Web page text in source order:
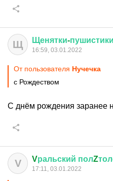
Щ Щенятки-пушистики
16:59, 03.01.2022
От пользователя Нучечка
с Рождеством
С днём рождения заранее
V Vральский полZ
17:11, 03.01.2022